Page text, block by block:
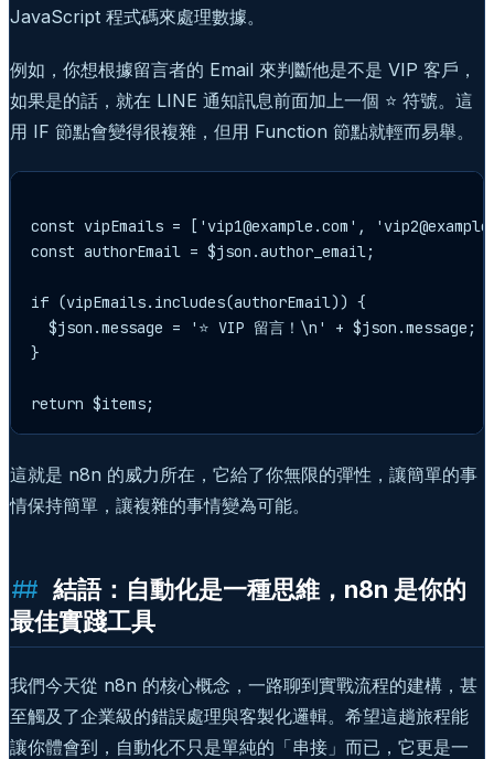
JavaScript 程式碼來處理數據。
例如，你想根據留言者的 Email 來判斷他是不是 VIP 客戶，
如果是的話，就在 LINE 通知訊息前面加上一個 ⭐ 符號。這
用 IF 節點會變得很複雜，但用 Function 節點就輕而易舉。
const vipEmails = ['vip1@example.com',
const authorEmail = $json.author_email;
if (vipEmails.includes(authorEmail)) {
  $json.message = '⭐ VIP 留言！\n' + $json.message;
}
這就是 n8n 的威力所在，它給了你無限的彈性，讓簡單的事
情保持簡單，讓複雜的事情變為可能。
結語：自動化是一種思維，n8n 是你的
最佳實踐工具
我們今天從 n8n 的核心概念，一路聊到實戰流程的建構，甚
至觸及了企業級的錯誤處理與客製化邏輯。希望這趟旅程能
讓你體會到，自動化不只是單純的「串接」而已，它更是一